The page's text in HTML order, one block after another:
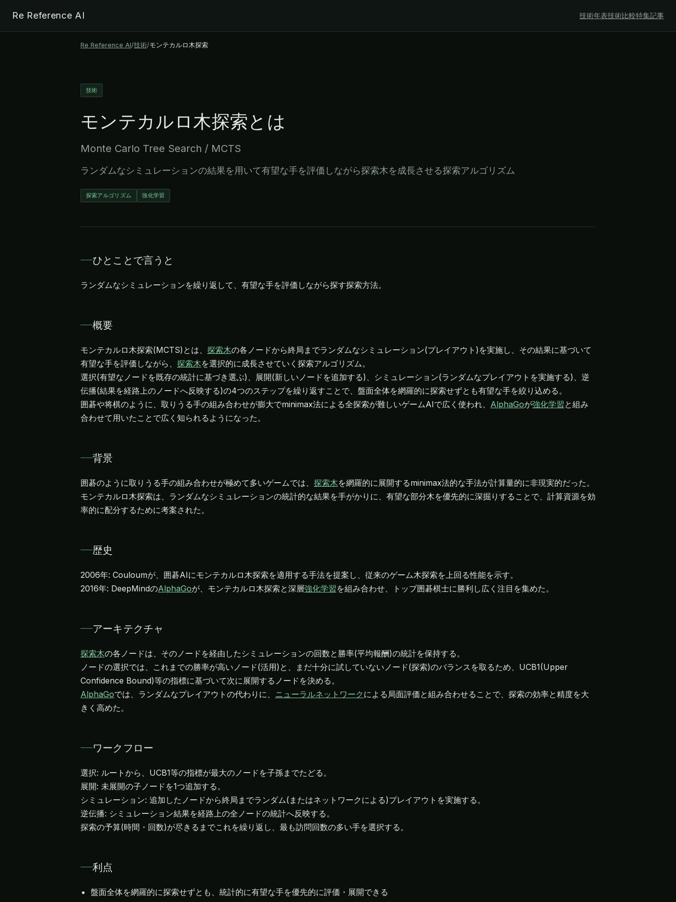
Re Reference AI 技術年表技術比較特集記事
Re Reference AI/技術/モンテカルロ木探索
技術
モンテカルロ木探索とは
Monte Carlo Tree Search / MCTS
ランダムなシミュレーションの結果を用いて有望な手を評価しながら探索木を成長させる探索アルゴリズム
探索アルゴリズム 強化学習
ひとことで言うと
ランダムなシミュレーションを繰り返して、有望な手を評価しながら探す探索方法。
概要
モンテカルロ木探索(MCTS)とは、 探索木の各ノードから終局までランダムなシミュレーション(プレイアウト)を実施し、その結果に基づいて
有望な手を評価しながら、 探索木を選択的に成長させていく探索アルゴリズム。
選択(有望なノードを既存の統計に基づき選ぶ)、展開(新しいノードを追加する)、シミュレーション(ランダムなプレイアウトを実施する)、逆
伝播(結果を経路上のノードへ反映する)の4つのステップを繰り返すことで、盤面全体を網羅的に探索せずとも有望な手を絞り込める。
囲碁や将棋のように、取りうる手の組み合わせが膨大でminimax法による全探索が難しいゲームAIで広く使われ、 AlphaGoが強化学習と組み
合わせて用いたことで広く知られるようになった。
背景
囲碁のように取りうる手の組み合わせが極めて多いゲームでは、 探索木を網羅的に展開するminimax法的な手法が計算量的に非現実的だった。
モンテカルロ木探索は、ランダムなシミュレーションの統計的な結果を手がかりに、有望な部分木を優先的に深掘りすることで、計算資源を効
率的に配分するために考案された。
歴史
2006年: Couloumが、囲碁AIにモンテカルロ木探索を適用する手法を提案し、従来のゲーム木探索を上回る性能を示す。
2016年: DeepMindのAlphaGoが、モンテカルロ木探索と深層強化学習を組み合わせ、トップ囲碁棋士に勝利し広く注目を集めた。
アーキテクチャ
探索木の各ノードは、そのノードを経由したシミュレーションの回数と勝率(平均報酬)の統計を保持する。
ノードの選択では、これまでの勝率が高いノード(活用)と、まだ十分に試していないノード(探索)のバランスを取るため、UCB1(Upper
AlphaGoでは、ランダムなプレイアウトの代わりに、 ニューラルネットワーク による局面評価と組み合わせることで、探索の効率と精度を大
きく高めた。
ワークフロー
選択: ルートから、UCB1等の指標が最大のノードを子孫までたどる。
展開: 未展開の子ノードを1つ追加する。
シミュレーション: 追加したノードから終局までランダム(またはネットワークによる)プレイアウトを実施する。
逆伝播: シミュレーション結果を経路上の全ノードの統計へ反映する。
探索の予算(時間・回数)が尽きるまでこれを繰り返し、最も訪問回数の多い手を選択する。
利点
盤面全体を網羅的に探索せずとも、統計的に有望な手を優先的に評価・展開できる